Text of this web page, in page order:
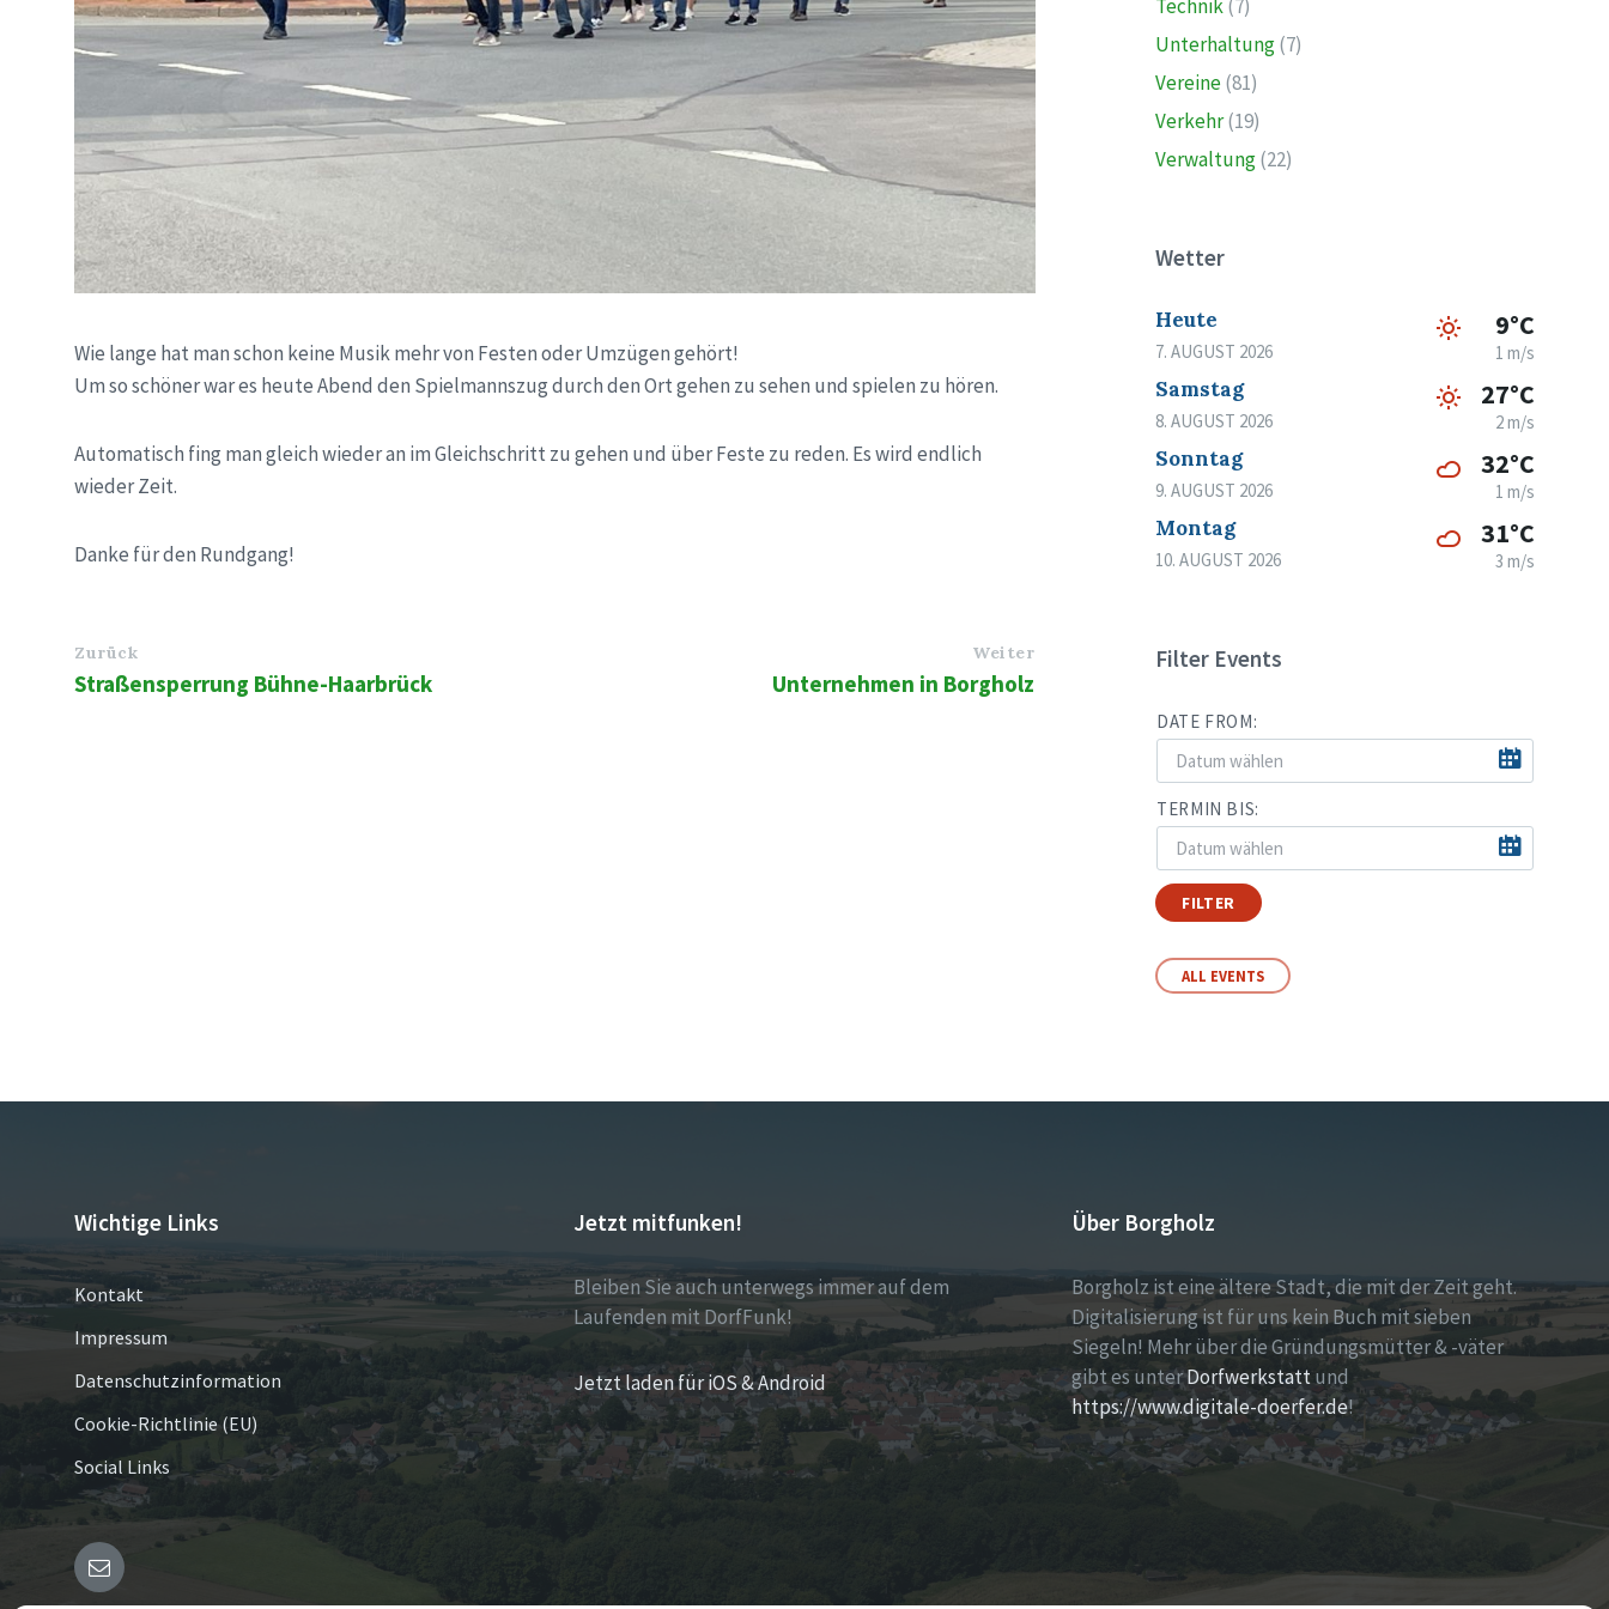
Wie lange hat man schon keine Musik mehr von Festen oder Umzügen gehört!
Um so schöner war es heute Abend den Spielmannszug durch den Ort gehen zu sehen und spielen zu hören.
Automatisch fing man gleich wieder an im Gleichschritt zu gehen und über Feste zu reden. Es wird endlich
wieder Zeit.
Danke für den Rundgang!
Zurück
Straßensperrung Bühne-Haarbrück
Weiter
Unternehmen in Borgholz
Technik(7)
Unterhaltung(7)
Vereine(81)
Verkehr(19)
Verwaltung(22)
Wetter
Heute
7. AUGUST 2026
9°C
1 m/s
Samstag
8. AUGUST 2026
27°C
2 m/s
Sonntag
9. AUGUST 2026
32°C
1 m/s
Montag
10. AUGUST 2026
31°C
3 m/s
Filter Events
DATE FROM:
TERMIN BIS:
FILTER
ALL EVENTS
Wichtige Links
Kontakt
Impressum
Datenschutzinformation
Cookie-Richtlinie (EU)
Social Links
Jetzt mitfunken!
Bleiben Sie auch unterwegs immer auf dem
Laufenden mit DorfFunk!
Jetzt laden für iOS & Android
Über Borgholz
Borgholz ist eine ältere Stadt, die mit der Zeit geht.
Digitalisierung ist für uns kein Buch mit sieben
Siegeln! Mehr über die Gründungsmütter & -väter
gibt es unterDorfwerkstattund
https://www.digitale-doerfer.de!
E-